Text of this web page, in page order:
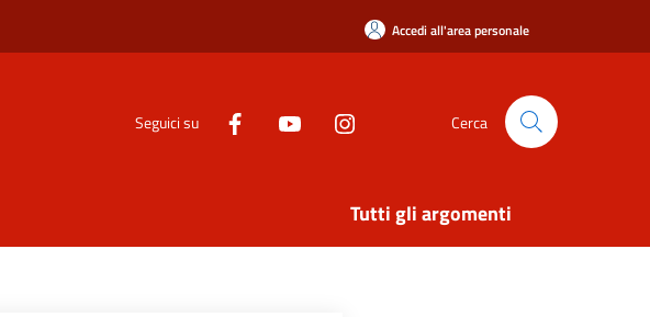
Accedi all'area personale
Seguici su Cerca
Tutti gli argomenti